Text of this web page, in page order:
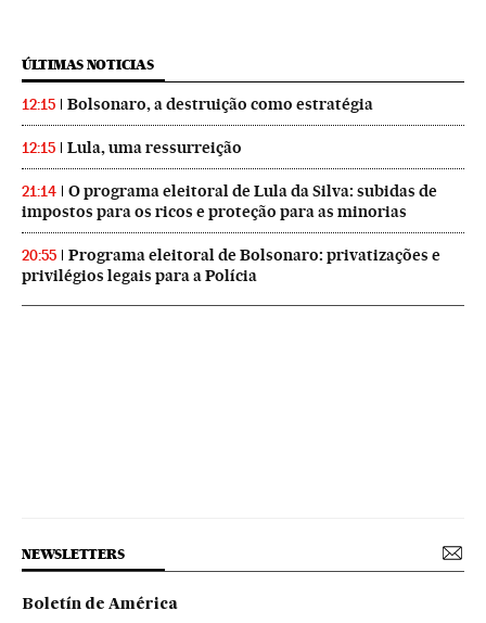
ÚLTIMAS NOTICIAS
12:15 Bolsonaro, a destruição como estratégia
12:15 Lula, uma ressurreição
21:14
O programa eleitoral de Lula da Silva: subidas de
impostos para os ricos e proteção para as minorias
20:55
Programa eleitoral de Bolsonaro: privatizações e
privilégios legais para a Polícia
NEWSLETTERS
Boletín de América